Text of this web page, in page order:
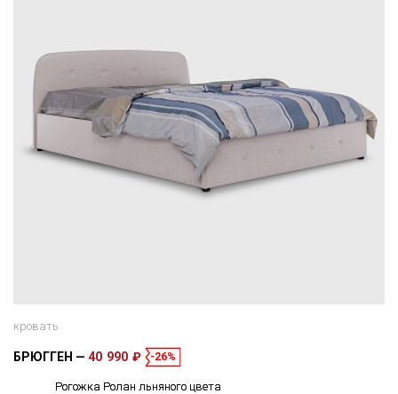
кровать
БРЮГГЕН 40 990 ₽ -26%
Рогожка Ролан льняного цвета